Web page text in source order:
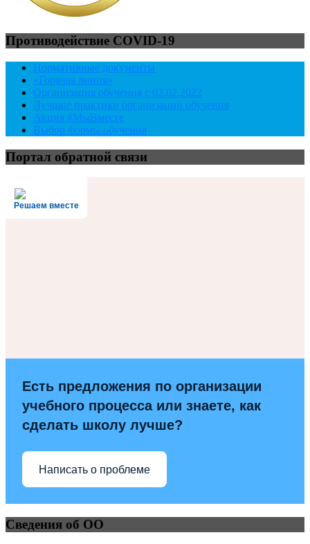
Противодействие COVID-19
Нормативные документы
«Горячая линия»
Организация обучения с 02.02.2022
Лучшие практики организации обучения
Акция #МыВместе
Выбор формы обучения
Портал обратной связи
Решаем вместе
Есть предложения по организации
учебного процесса или знаете, как
сделать школу лучше?
Написать о проблеме
Сведения об ОО